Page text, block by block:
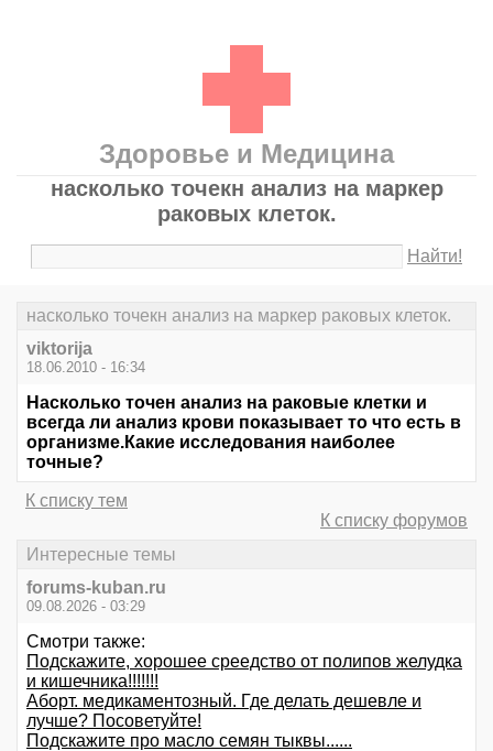
Здоровье и Медицина
насколько точекн анализ на маркер
раковых клеток.
Найти!
насколько точекн анализ на маркер раковых клеток.
viktorija
18.06.2010 - 16:34
Насколько точен анализ на раковые клетки и
всегда ли анализ крови показывает то что есть в
организме.Какие исследования наиболее
точные?
К списку тем
К списку форумов
Интересные темы
forums-kuban.ru
09.08.2026 - 03:29
Смотри также:
Подскажите, хорошее среедство от полипов желудка
и кишечника!!!!!!!
Аборт. медикаментозный. Где делать дешевле и
лучше? Посоветуйте!
Подскажите про масло семян тыквы......